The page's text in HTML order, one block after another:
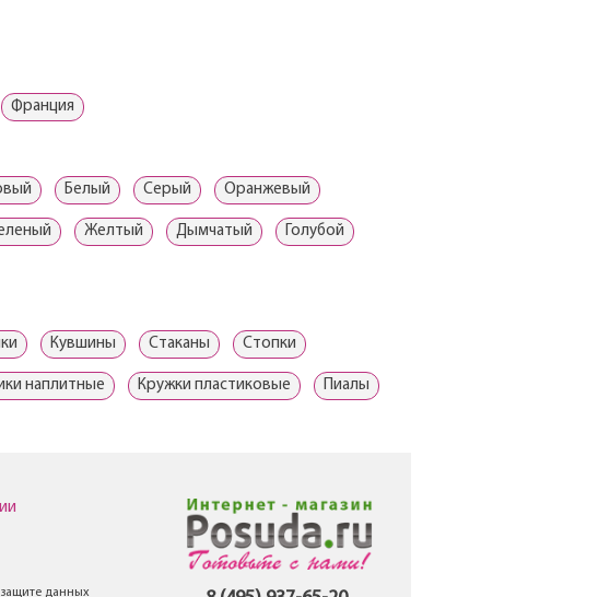
Франция
Белый Серый Оранжевый
Желтый Дымчатый Голубой
Кувшины Стаканы Стопки
наплитные Кружки пластиковые Пиалы
данных